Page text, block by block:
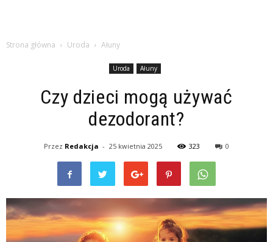
Strona główna Uroda Ałuny
Uroda Ałuny
Czy dzieci mogą używać
dezodorant?
Przez Redakcja - 25 kwietnia 2025 323 0